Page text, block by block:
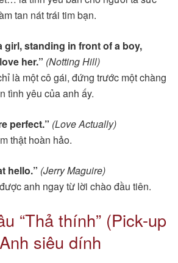
tan nát trái tim bạn.
girl, standing in front of a boy,
her.” (Notting Hill)
là một cô gái, đứng trước một chàng
tình yêu của anh ấy.
perfect.” (Love Actually)
thật hoàn hảo.
hello.” (Jerry Maguire)
anh ngay từ lời chào đầu tiên.
“Thả thính” (Pick-up
siêu dính